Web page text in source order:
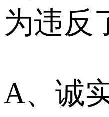
为违反
A、诚